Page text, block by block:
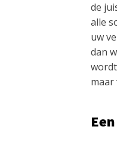
de
alle
uw
dan
maar